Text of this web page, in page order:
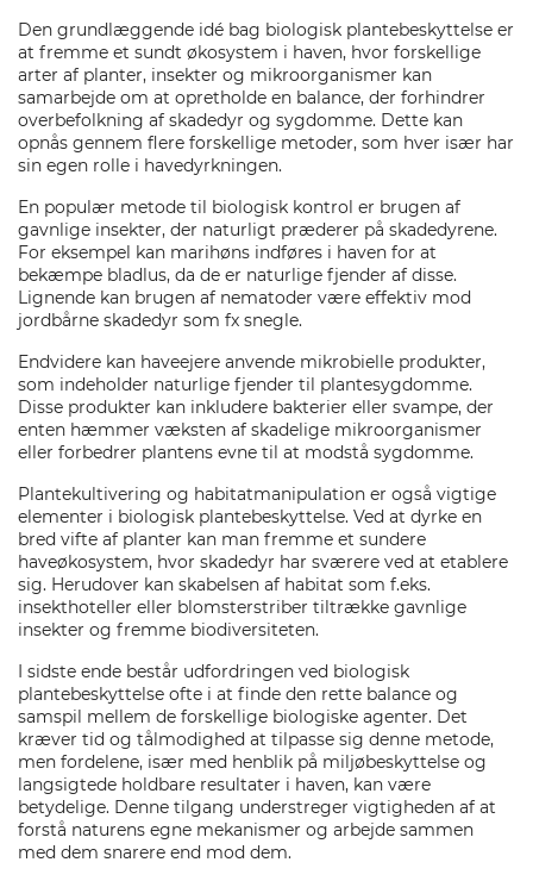
Den grundlæggende idé bag biologisk plantebeskyttelse er
at fremme et sundt økosystem i haven, hvor forskellige
arter af planter, insekter og mikroorganismer kan
samarbejde om at opretholde en balance, der forhindrer
overbefolkning af skadedyr og sygdomme. Dette kan
opnås gennem flere forskellige metoder, som hver især har
sin egen rolle i havedyrkningen.
En populær metode til biologisk kontrol er brugen af
gavnlige insekter, der naturligt præderer på skadedyrene.
For eksempel kan marihøns indføres i haven for at
bekæmpe bladlus, da de er naturlige fjender af disse.
Lignende kan brugen af nematoder være effektiv mod
jordbårne skadedyr som fx snegle.
Endvidere kan haveejere anvende mikrobielle produkter,
som indeholder naturlige fjender til plantesygdomme.
Disse produkter kan inkludere bakterier eller svampe, der
enten hæmmer væksten af skadelige mikroorganismer
eller forbedrer plantens evne til at modstå sygdomme.
Plantekultivering og habitatmanipulation er også vigtige
elementer i biologisk plantebeskyttelse. Ved at dyrke en
bred vifte af planter kan man fremme et sundere
haveøkosystem, hvor skadedyr har sværere ved at etablere
sig. Herudover kan skabelsen af habitat som f.eks.
insekthoteller eller blomsterstriber tiltrække gavnlige
insekter og fremme biodiversiteten.
I sidste ende består udfordringen ved biologisk
plantebeskyttelse ofte i at finde den rette balance og
samspil mellem de forskellige biologiske agenter. Det
kræver tid og tålmodighed at tilpasse sig denne metode,
men fordelene, især med henblik på miljøbeskyttelse og
langsigtede holdbare resultater i haven, kan være
betydelige. Denne tilgang understreger vigtigheden af at
forstå naturens egne mekanismer og arbejde sammen
med dem snarere end mod dem.